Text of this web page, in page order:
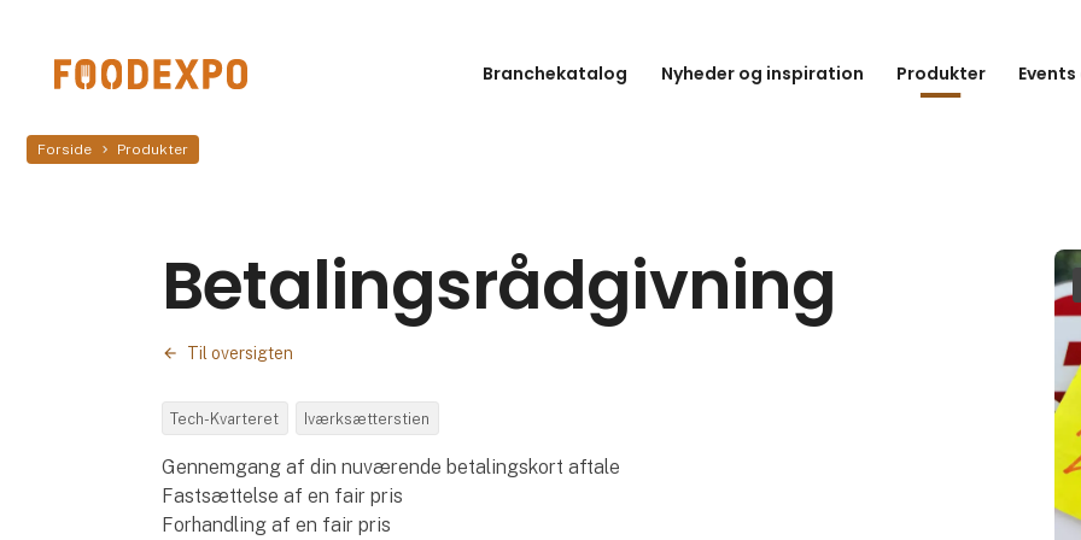
Branchekatalog Nyheder og inspiration Produkter
Forside Produkter
Betalingsrådgivning
Til oversigten
Tech-Kvarteret Iværksætterstien
Gennemgang af din nuværende betalingskort aftale
Fastsættelse af en fair pris
Forhandling af en fair pris